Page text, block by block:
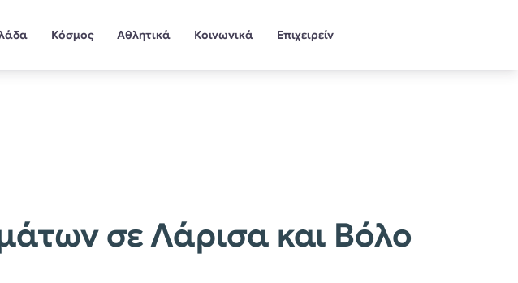
Κόσμος Αθλητικά Κοινωνικά Επιχειρείν
σε Λάρισα και Βόλο